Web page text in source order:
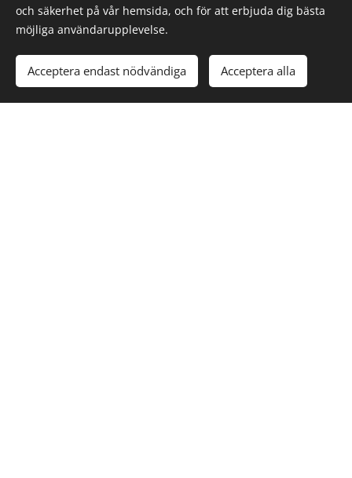
och säkerhet på vår hemsida, och för att erbjuda dig bästa
möjliga användarupplevelse.
Acceptera endast nödvändiga Acceptera alla